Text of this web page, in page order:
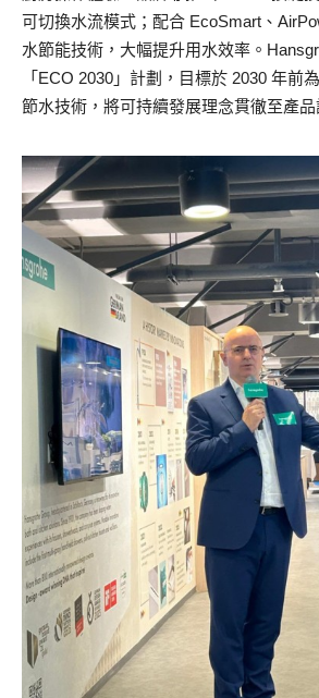
可切換水流模式；配合 EcoSmart、
水節能技術，大幅提升用水效率。
「ECO 2030」計劃，目標於 2030 年前
節水技術，將可持續發展理念貫徹至產品